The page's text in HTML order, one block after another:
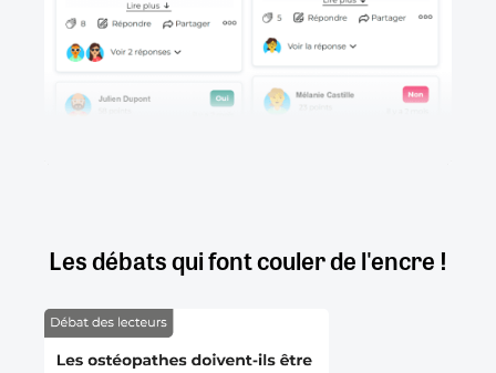
Les débats qui font couler de l'encre !